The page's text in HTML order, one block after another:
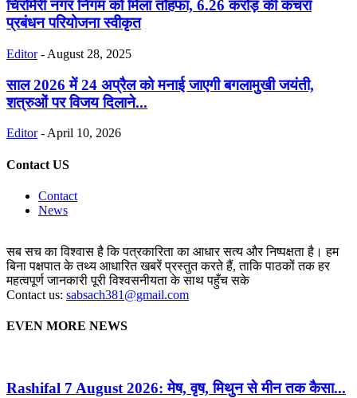
चिरमिरी नगर निगम को मिला तोहफा, 6.26 करोड़ की कचरा
प्रबंधन परियोजना स्वीकृत
Editor - August 28, 2025
साल 2026 में 24 अप्रैल को मनाई जाएगी बगलामुखी जयंती,
शत्रुओं पर विजय दिलाने...
Editor -April 10, 2026
Contact US
Contact
News
सब सच का विश्वास है कि पत्रकारिता का आधार सत्य और निष्पक्षता है। हम
बिना पक्षपात के तथ्य आधारित खबरें प्रस्तुत करते हैं, ताकि पाठकों तक हर
महत्वपूर्ण जानकारी पूरी विश्वसनीयता के साथ पहुँच सके
Contact us: sabsach381@gmail.com
EVEN MORE NEWS
Rashifal 7 August 2026: मेष, वृष, मिथुन से मीन तक कैसा...